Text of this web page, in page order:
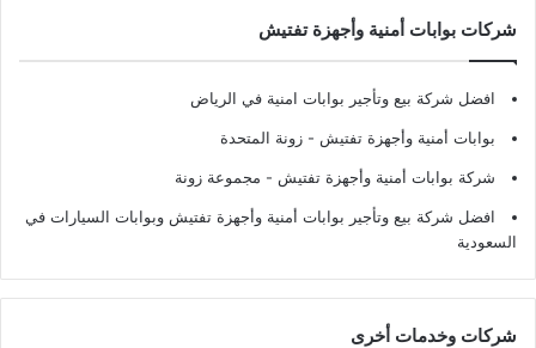
شركات بوابات أمنية وأجهزة تفتيش
افضل شركة بيع وتأجير بوابات امنية في الرياض
بوابات أمنية وأجهزة تفتيش - زونة المتحدة
شركة بوابات أمنية وأجهزة تفتيش - مجموعة زونة
افضل شركة بيع وتأجير بوابات أمنية وأجهزة تفتيش وبوابات السيارات في
السعودية
شركات وخدمات أخرى